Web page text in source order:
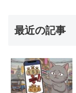
最近の記事